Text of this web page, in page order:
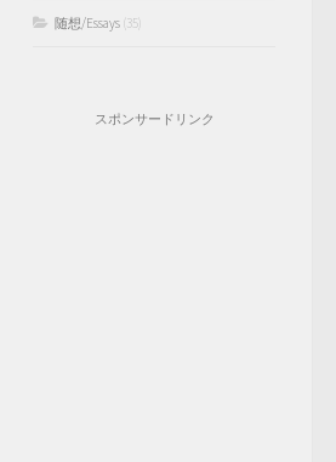
随想/Essays (35)
スポンサードリンク